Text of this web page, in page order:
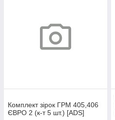
Комплект зірок ГРМ 405,406
ЄВРО 2 (к-т 5 шт.) [ADS]